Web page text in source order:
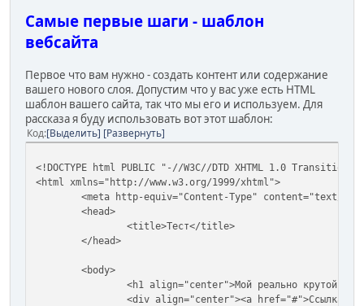
Самые первые шаги - шаблон
вебсайта
Первое что вам нужно - создать контент или содержание
вашего нового слоя. Допустим что у вас уже есть HTML
шаблон вашего сайта, так что мы его и используем. Для
рассказа я буду использовать вот этот шаблон:
Код Выделить Развернуть
<!DOCTYPE html PUBLIC "-//W3C//DTD XHTML 1.0
<html xmlns="http://www.w3.org/1999/xhtml">
<meta http-equiv="Content-Type" content="text/
<head>
<title>Тест</title>
</head>
<body>
<h1 align="center">Мой реально крутой
<div align="center"><a href="#">Ссылка</